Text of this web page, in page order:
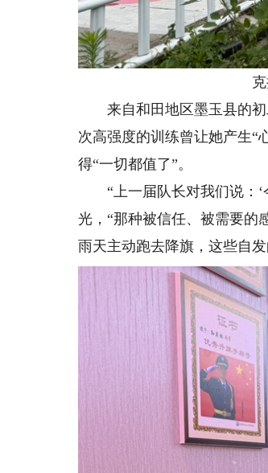
来自和田地区墨玉县的初
次高强度的训练曾让她产生“
得“一切都值了”。
“上一届队长对我们说：‘
光，“那种被信任、被需要的
雨天主动跑去降旗，这些自